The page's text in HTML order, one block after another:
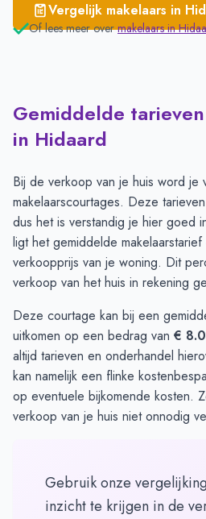
Vergelijk makelaars in
Of lees meer over makelaars in
Gemiddelde
in Hidaard
Bij de verkoop van je huis word je
makelaarscourtages. Deze
dus het is verstandig je hier goed
ligt het gemiddelde makelaarstarief
verkoopprijs van je woning. Dit
verkoop van het huis in rekening
Deze courtage kan bij een
uitkomen op een bedrag van €
altijd tarieven en onderhandel
kan namelijk een flinke
op eventuele bijkomende kosten.
verkoop van je huis niet onnodig
Gebruik onze
inzicht te krijgen in de